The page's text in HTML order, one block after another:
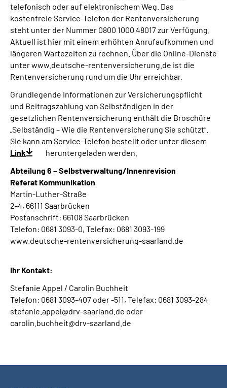
telefonisch oder auf elektronischem Weg. Das
kostenfreie Service-Telefon der Rentenversicherung
steht unter der Nummer 0800 1000 48017 zur Verfügung.
Aktuell ist hier mit einem erhöhten Anrufaufkommen und
längeren Wartezeiten zu rechnen. Über die Online-Dienste
unter www.deutsche-rentenversicherung.de ist die
Rentenversicherung rund um die Uhr erreichbar.
Grundlegende Informationen zur Versicherungspflicht
und Beitragszahlung von Selbständigen in der
gesetzlichen Rentenversicherung enthält die Broschüre
„Selbständig – Wie die Rentenversicherung Sie schützt“.
Sie kann am Service-Telefon bestellt oder unter diesem
Link
heruntergeladen werden.
Abteilung 6 – Selbstverwaltung/Innenrevision
Referat Kommunikation
Martin-Luther-Straße
2-4, 66111 Saarbrücken
Postanschrift: 66108 Saarbrücken
Telefon: 0681 3093-0, Telefax: 0681 3093-199
www.deutsche-rentenversicherung-saarland.de
Ihr Kontakt:
Stefanie Appel / Carolin Buchheit
Telefon: 0681 3093-407 oder -511, Telefax: 0681 3093-284
stefanie.appel@drv-saarland.de oder
carolin.buchheit@drv-saarland.de